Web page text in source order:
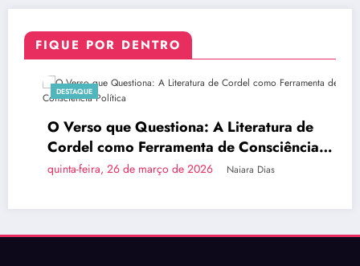
FIQUE POR DENTRO
DESTAQUE
O Verso que Questiona: A Literatura de
Cordel como Ferramenta de Consciência
Política
quinta-feira, 26 de março de 2026 Naiara Dias